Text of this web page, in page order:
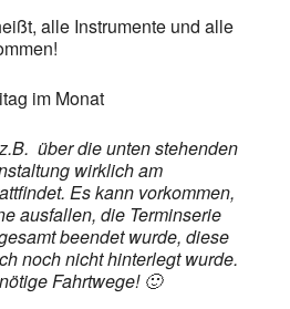
alle Instrumente und alle
im Monat
über die unten stehenden
wirklich am
Es kann vorkommen,
ausfallen, die Terminserie
beendet wurde, diese
noch nicht hinterlegt wurde.
Fahrtwege! 🙂